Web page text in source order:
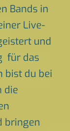
Bands in
Live-
und
für das
bist du bei
die
bringen